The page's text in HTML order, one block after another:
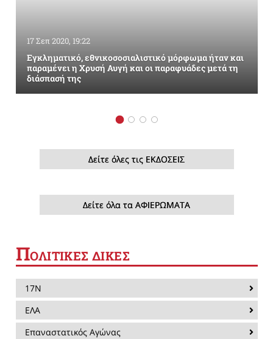
17 Σεπ 2020, 19:22
Εγκληματικό, εθνικοσοσιαλιστικό μόρφωμα ήταν και
παραμένει η Χρυσή Αυγή και οι παραφυάδες μετά τη
διάσπασή της
Δείτε όλες τις ΕΚΔΟΣΕΙΣ
Δείτε όλα τα ΑΦΙΕΡΩΜΑΤΑ
ΠΟΛΙΤΙΚΕΣ ΔΙΚΕΣ
17Ν
ΕΛΑ
Επαναστατικός Αγώνας